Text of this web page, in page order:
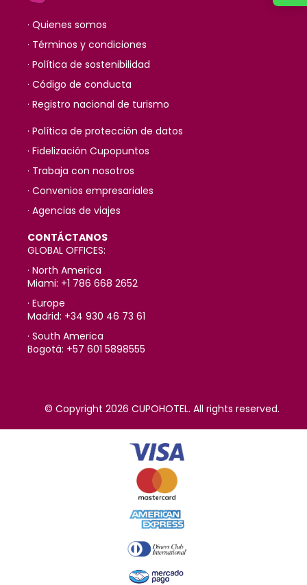
· Quienes somos
· Términos y condiciones
· Política de sostenibilidad
· Código de conducta
· Registro nacional de turismo
· Política de protección de datos
· Fidelización Cupopuntos
· Trabaja con nosotros
· Convenios empresariales
· Agencias de viajes
CONTÁCTANOS
GLOBAL OFFICES:
· North America
Miami: +1 786 668 2652
· Europe
Madrid: +34 930 46 73 61
· South America
Bogotá: +57 601 5898555
© Copyright 2026 CUPOHOTEL. All rights reserved.